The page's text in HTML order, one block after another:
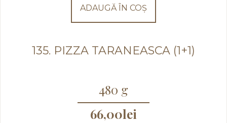
ADAUGĂ ÎN COȘ
135. PIZZA TARANEASCA (1+1)
480 g
66,00lei